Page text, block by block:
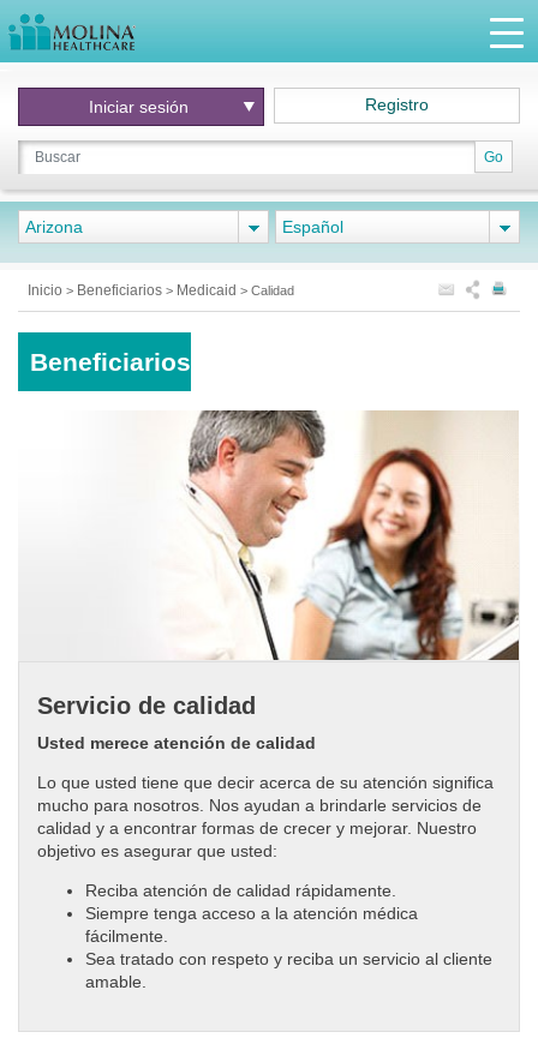
Go
Iniciar sesión Registro
Arizona Español
Inicio > Beneficiarios > Medicaid > Calidad
Beneficiarios
Servicio de calidad
Usted merece atención de calidad
Lo que usted tiene que decir acerca de su atención significa
mucho para nosotros. Nos ayudan a brindarle servicios de
calidad y a encontrar formas de crecer y mejorar. Nuestro
objetivo es asegurar que usted:
Reciba atención de calidad rápidamente.
Siempre tenga acceso a la atención médica
fácilmente.
Sea tratado con respeto y reciba un servicio al cliente
amable.